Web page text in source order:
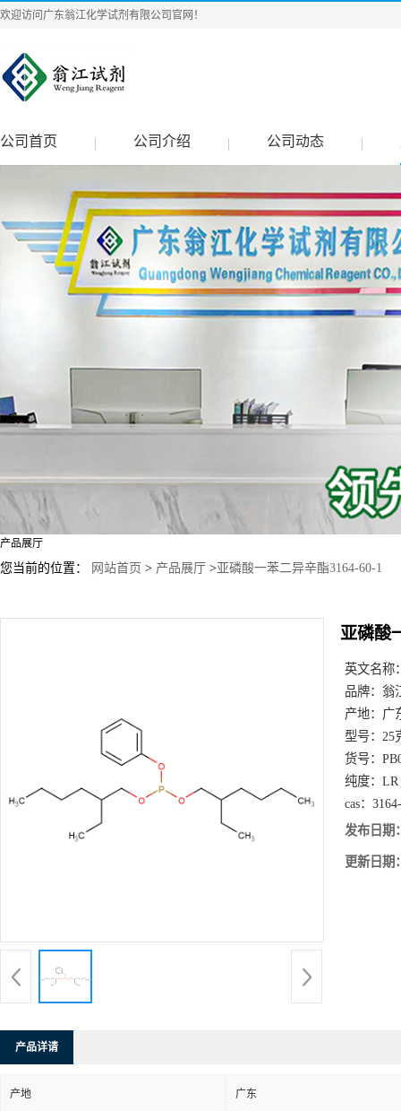
欢迎访问广东翁江化学试剂有限公司官网！
公司首页 公司介绍 公司动态
产品展厅
您当前的位置： 网站首页 > 产品展厅 >亚磷酸一苯二异辛酯3164-60-1
亚磷酸
英文名称
品牌： 翁
产地： 广
型号： 25
货号：
纯度： LR
cas：
发布日期
更新日期
产品详请
产地 广东